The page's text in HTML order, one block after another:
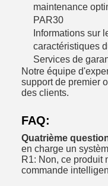
maintenance
PAR30
Informations sur
caractéristiques
Services de
Notre équipe
support de premier
des clients.
FAQ:
Quatrième
en charge un
R1: Non, ce produit
commande